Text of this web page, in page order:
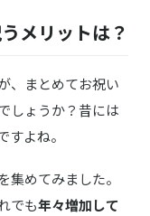
メリットは？
、まとめてお祝い
しょうか？昔には
よね。
集めてみました。
でも年々増加して